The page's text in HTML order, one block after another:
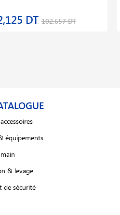
DT102,657 DT
équipements
& levage
de sécurité